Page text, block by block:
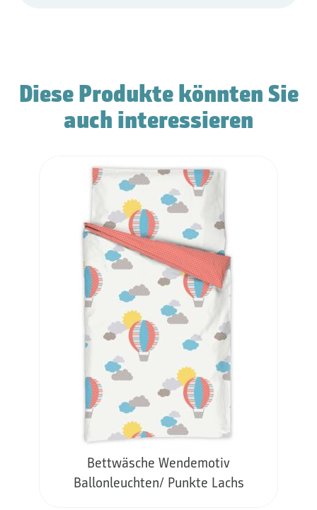
Diese Produkte könnten Sie
auch interessieren
Bettwäsche Wendemotiv
Ballonleuchten/ Punkte Lachs